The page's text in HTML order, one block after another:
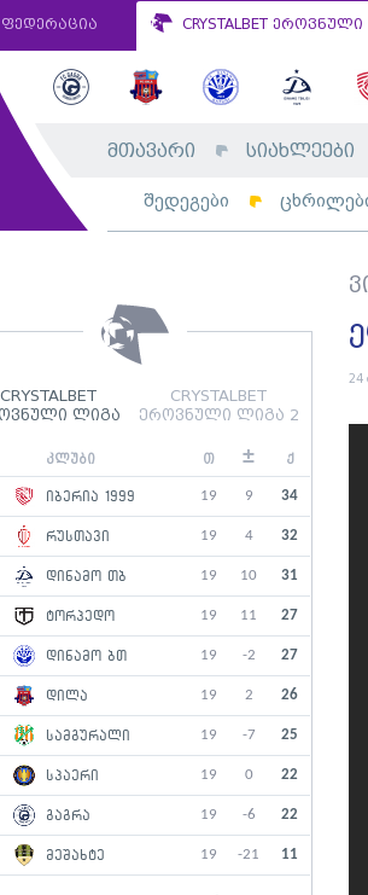
CRYSTALBET
მთავარი სიახლეები
შედეგები
CRYSTALBET
ლიგა
CRYSTALBET
ეროვნული ლიგა 2
კლუბი თ ± ქ
იბერია 1999 19 9 34
რუსთავი 19 4 32
დინამო თბ 19 10 31
ტორპედო 19 11 27
დინამო ბთ 19 -2 27
დილა 19 2 26
სამგურალი 19 -7 25
სპაერი 19 0 22
გაგრა 19 -6 22
მეშახტე 19 -21 11
24